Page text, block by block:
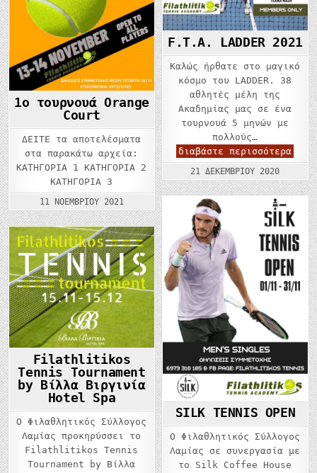
1o τουρνουά Orange
Court
ΔΕΙΤΕ τα αποτελέσματα
στα παρακάτω αρχεία:
ΚΑΤΗΓΟΡΙΑ 1 ΚΑΤΗΓΟΡΙΑ 2
ΚΑΤΗΓΟΡΙΑ 3
11 ΝΟΕΜΒΡΊΟΥ 2021
F.T.A. LADDER 2021
Καλώς ήρθατε στο μαγικό
κόσμο του LADDER. 38
αθλητές μέλη της
Ακαδημίας μας σε ένα
τουρνουά 5 μηνών με
πολλούς…
διαβάστε περισσότερα
2021
21 ΔΕΚΕΜΒΡΊΟΥ 2020
SILK TENNIS OPEN
Ο Φιλαθλητικός Σύλλογος
Λαμίας σε συνεργασία με
το Silk Coffee House
Filathlitikos
Tennis Tournament
by Βίλλα Βιργινία
Hotel Spa
Ο Φιλαθλητικός Σύλλογος
Λαμίας προκηρύσσει το
Filathlitikos Tennis
Tournament by Βίλλα